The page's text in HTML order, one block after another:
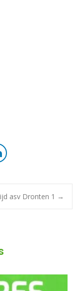
asv Dronten 1 →